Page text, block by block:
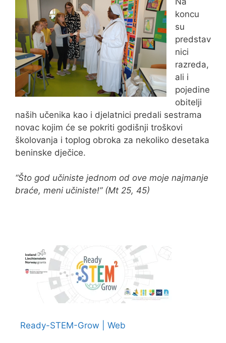
koncu
su
predstav
nici
razreda,
ali i
pojedine
obitelji
naših učenika kao i djelatnici predali sestrama
novac kojim će se pokriti godišnji troškovi
školovanja i toplog obroka za nekoliko desetaka
beninske dječice.
“Što god učiniste jednom od ove moje najmanje
braće, meni učiniste!” (Mt 25, 45)
Ready-STEM-Grow | Web